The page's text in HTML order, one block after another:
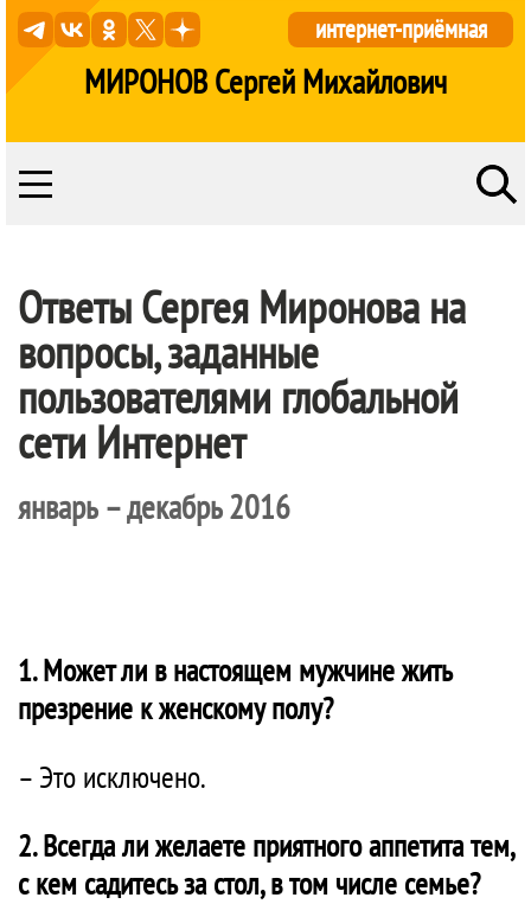
МИРОНОВ Сергей Михайлович
интернет-приёмная
Ответы Сергея Миронова на
вопросы, заданные
пользователями глобальной
сети Интернет
январь – декабрь 2016
1. Может ли в настоящем мужчине жить
презрение к женскому полу?
– Это исключено.
2. Всегда ли желаете приятного аппетита тем,
с кем садитесь за стол, в том числе семье?